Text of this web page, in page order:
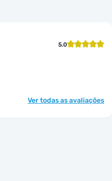
5.0
Ver todas as avaliações